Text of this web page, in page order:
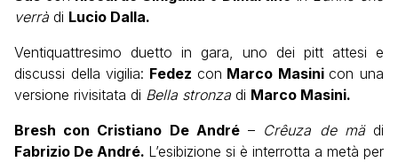
verrà di Lucio Dalla.
Ventiquattresimo duetto in gara, uno dei pitt attesi e
discussi della vigilia: Fedez con Marco Masinicon una
versione rivisitata di Bella stronza di Marco Masini.
Bresh con Cristiano De André– Crêuza de mädi
Fabrizio De André. L’esibizione si è interrotta a metà per